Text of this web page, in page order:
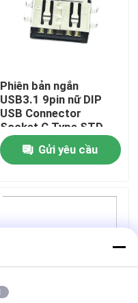
Phiên bản ngắn
USB3.1 9pin nữ DIP
USB Connector
Socket C Type STD
Gửi yêu cầu